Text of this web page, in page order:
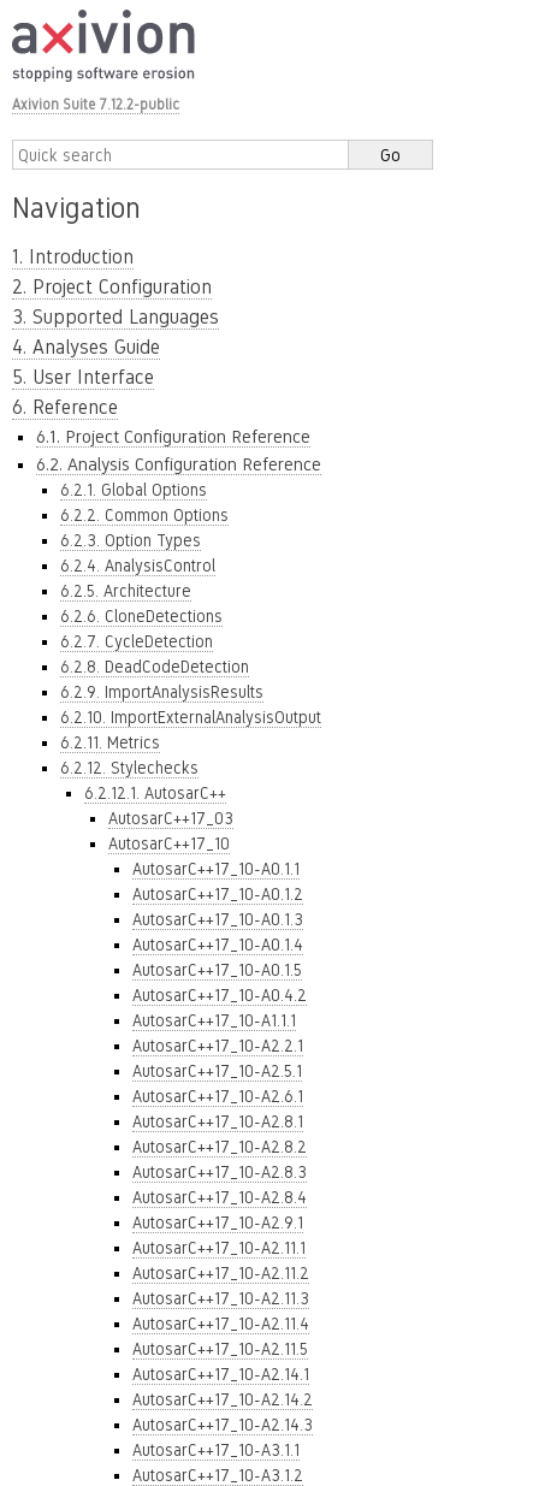
Axivion Suite 7.12.2-public
Navigation
1. Introduction
2. Project Configuration
3. Supported Languages
4. Analyses Guide
5. User Interface
6. Reference
6.1. Project Configuration Reference
6.2. Analysis Configuration Reference
6.2.1. Global Options
6.2.2. Common Options
6.2.3. Option Types
6.2.4. AnalysisControl
6.2.5. Architecture
6.2.6. CloneDetections
6.2.7. CycleDetection
6.2.8. DeadCodeDetection
6.2.9. ImportAnalysisResults
6.2.10. ImportExternalAnalysisOutput
6.2.11. Metrics
6.2.12. Stylechecks
6.2.12.1. AutosarC++
AutosarC++17_03
AutosarC++17_10
AutosarC++17_10-A0.1.1
AutosarC++17_10-A0.1.2
AutosarC++17_10-A0.1.3
AutosarC++17_10-A0.1.4
AutosarC++17_10-A0.1.5
AutosarC++17_10-A0.4.2
AutosarC++17_10-A1.1.1
AutosarC++17_10-A2.2.1
AutosarC++17_10-A2.5.1
AutosarC++17_10-A2.6.1
AutosarC++17_10-A2.8.1
AutosarC++17_10-A2.8.2
AutosarC++17_10-A2.8.3
AutosarC++17_10-A2.8.4
AutosarC++17_10-A2.9.1
AutosarC++17_10-A2.11.1
AutosarC++17_10-A2.11.2
AutosarC++17_10-A2.11.3
AutosarC++17_10-A2.11.4
AutosarC++17_10-A2.11.5
AutosarC++17_10-A2.14.1
AutosarC++17_10-A2.14.2
AutosarC++17_10-A2.14.3
AutosarC++17_10-A3.1.1
AutosarC++17_10-A3.1.2